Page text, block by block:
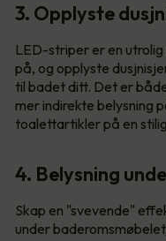
3. Opplyste
LED-striper er en
på, og opplyste
til badet ditt. Det er
mer indirekte belysning
toalettartikler på en
4. Belysning
Skap en "svevende"
under